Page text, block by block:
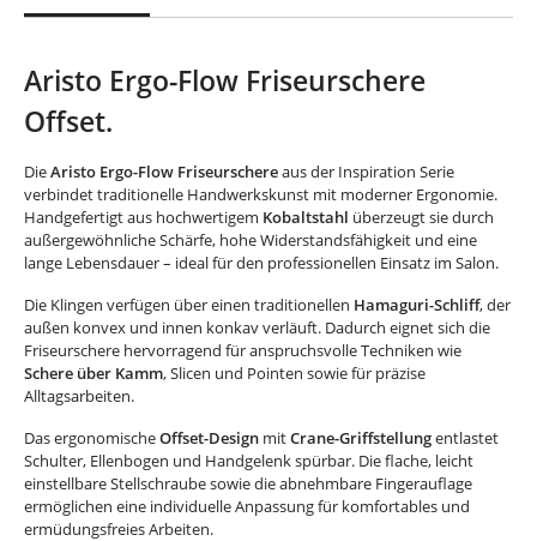
Aristo Ergo-Flow Friseurschere
Offset.
DieAristo Ergo-Flow Friseurschereaus der Inspiration Serie
verbindet traditionelle Handwerkskunst mit moderner Ergonomie.
Handgefertigt aus hochwertigem Kobaltstahl überzeugt sie durch
außergewöhnliche Schärfe, hohe Widerstandsfähigkeit und eine
lange Lebensdauer – ideal für den professionellen Einsatz im Salon.
Die Klingen verfügen über einen traditionellen Hamaguri-Schliff, der
außen konvex und innen konkav verläuft. Dadurch eignet sich die
Friseurschere hervorragend für anspruchsvolle Techniken wie
Schere über Kamm, Slicen und Pointen sowie für präzise
Alltagsarbeiten.
Das ergonomischeOffset-Design mitCrane-Griffstellungentlastet
Schulter, Ellenbogen und Handgelenk spürbar. Die flache, leicht
einstellbare Stellschraube sowie die abnehmbare Fingerauflage
ermöglichen eine individuelle Anpassung für komfortables und
ermüdungsfreies Arbeiten.